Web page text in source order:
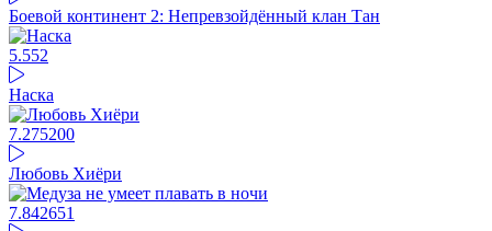
Боевой континент 2: Непревзойдённый клан Тан
5.552
Наска
7.275200
Любовь Хиёри
7.842651